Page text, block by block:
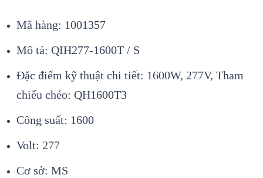
Mã hàng: 1001357
Mô tả: QIH277-1600T / S
Đặc điểm kỹ thuật chi tiết: 1600W, 277V, Tham
chiếu chéo: QH1600T3
Công suất: 1600
Volt: 277
Cơ sở: MS